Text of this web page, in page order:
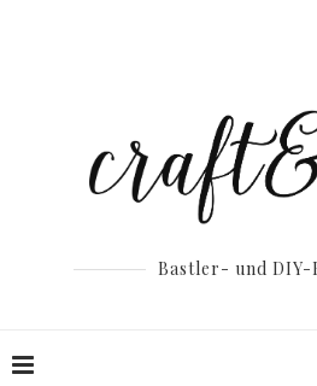
Bastler- und DIY-